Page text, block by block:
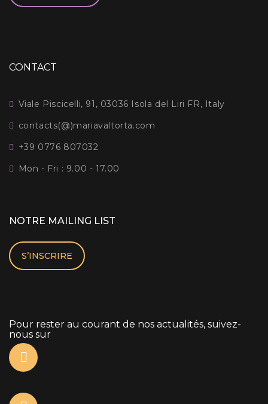
CONTACT
Viale Piscicelli, 91, 03036 Isola del Liri FR, Italy
contacts(@)mariavaltorta.com
+39 0776 807032
Mon - Fri : 9.00 - 17.00
NOTRE MAILING LIST
S’INSCRIRE
Pour rester au courant de nos actualités, suivez-
nous sur